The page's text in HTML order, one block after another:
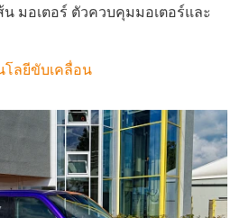
น มอเตอร์ ตัวควบคุมมอเตอร์และ
โลยีขับเคลื่อน